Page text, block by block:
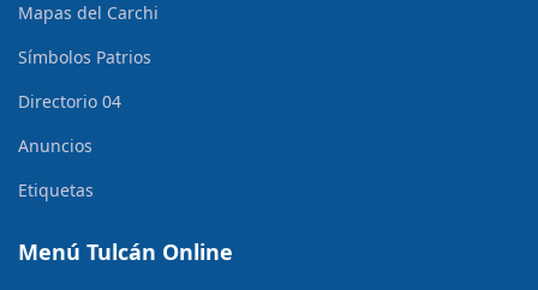
Mapas del Carchi
Símbolos Patrios
Directorio 04
Anuncios
Etiquetas
Menú Tulcán Online